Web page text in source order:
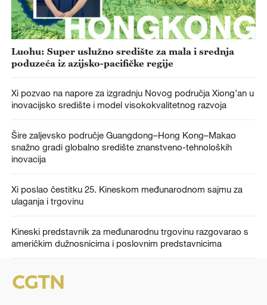
Luohu: Super uslužno središte za mala i srednja
poduzeća iz azijsko-pacifičke regije
Xi pozvao na napore za izgradnju Novog područja Xiong’an u
inovacijsko središte i model visokokvalitetnog razvoja
Šire zaljevsko područje Guangdong–Hong Kong–Makao
snažno gradi globalno središte znanstveno-tehnoloških
inovacija
Xi poslao čestitku 25. Kineskom međunarodnom sajmu za
ulaganja i trgovinu
Kineski predstavnik za međunarodnu trgovinu razgovarao s
američkim dužnosnicima i poslovnim predstavnicima